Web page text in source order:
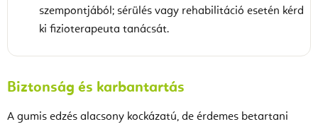
szempontjából; sérülés vagy rehabilitáció esetén kérd
ki fizioterapeuta tanácsát.
Biztonság és karbantartás
A gumis edzés alacsony kockázatú, de érdemes betartani